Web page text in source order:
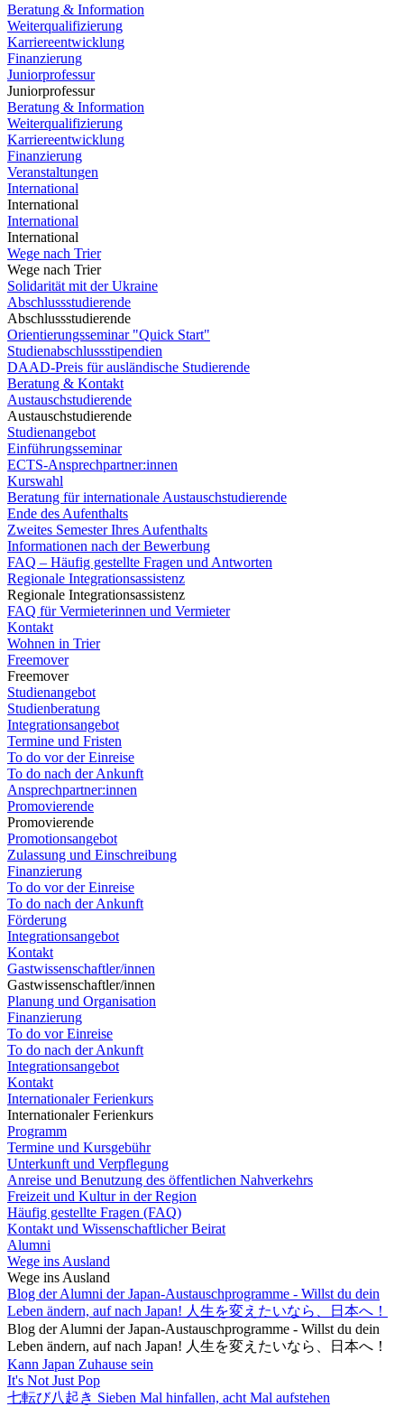
Beratung & Information
Weiterqualifizierung
Karriereentwicklung
Finanzierung
Juniorprofessur
Juniorprofessur
Beratung & Information
Weiterqualifizierung
Karriereentwicklung
Finanzierung
Veranstaltungen
International
International
International
International
Wege nach Trier
Wege nach Trier
Solidarität mit der Ukraine
Abschlussstudierende
Abschlussstudierende
Orientierungsseminar "Quick Start"
Studienabschlussstipendien
DAAD-Preis für ausländische Studierende
Beratung & Kontakt
Austauschstudierende
Austauschstudierende
Studienangebot
Einführungsseminar
ECTS-Ansprechpartner:innen
Kurswahl
Beratung für internationale Austauschstudierende
Ende des Aufenthalts
Zweites Semester Ihres Aufenthalts
Informationen nach der Bewerbung
FAQ – Häufig gestellte Fragen und Antworten
Regionale Integrationsassistenz
Regionale Integrationsassistenz
FAQ für Vermieterinnen und Vermieter
Kontakt
Wohnen in Trier
Freemover
Freemover
Studienangebot
Studienberatung
Integrationsangebot
Termine und Fristen
To do vor der Einreise
To do nach der Ankunft
Ansprechpartner:innen
Promovierende
Promovierende
Promotionsangebot
Zulassung und Einschreibung
Finanzierung
To do vor der Einreise
To do nach der Ankunft
Förderung
Integrationsangebot
Kontakt
Gastwissenschaftler/innen
Gastwissenschaftler/innen
Planung und Organisation
Finanzierung
To do vor Einreise
To do nach der Ankunft
Integrationsangebot
Kontakt
Internationaler Ferienkurs
Internationaler Ferienkurs
Programm
Termine und Kursgebühr
Unterkunft und Verpflegung
Anreise und Benutzung des öffentlichen Nahverkehrs
Freizeit und Kultur in der Region
Häufig gestellte Fragen (FAQ)
Kontakt und Wissenschaftlicher Beirat
Alumni
Wege ins Ausland
Wege ins Ausland
Blog der Alumni der Japan-Austauschprogramme - Willst du dein
Leben ändern, auf nach Japan! 人生を変えたいなら、日本へ！
Blog der Alumni der Japan-Austauschprogramme - Willst du dein
Leben ändern, auf nach Japan! 人生を変えたいなら、日本へ！
Kann Japan Zuhause sein
It's Not Just Pop
七転び八起き Sieben Mal hinfallen, acht Mal aufstehen